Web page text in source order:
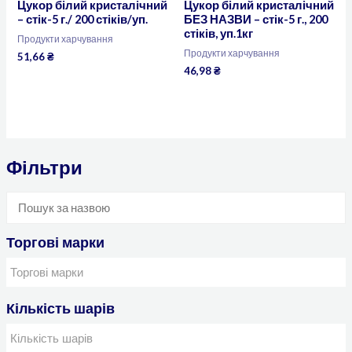
Фільтри
Торгові марки
Кількість шарів
Цукор білий кристалічний
– стік-5 г./ 200 стіків/уп.
Продукти харчування
51,66₴
Цукор білий кристалічний
БЕЗ НАЗВИ – стік-5 г., 200
стіків, уп.1кг
Продукти харчування
46,98₴